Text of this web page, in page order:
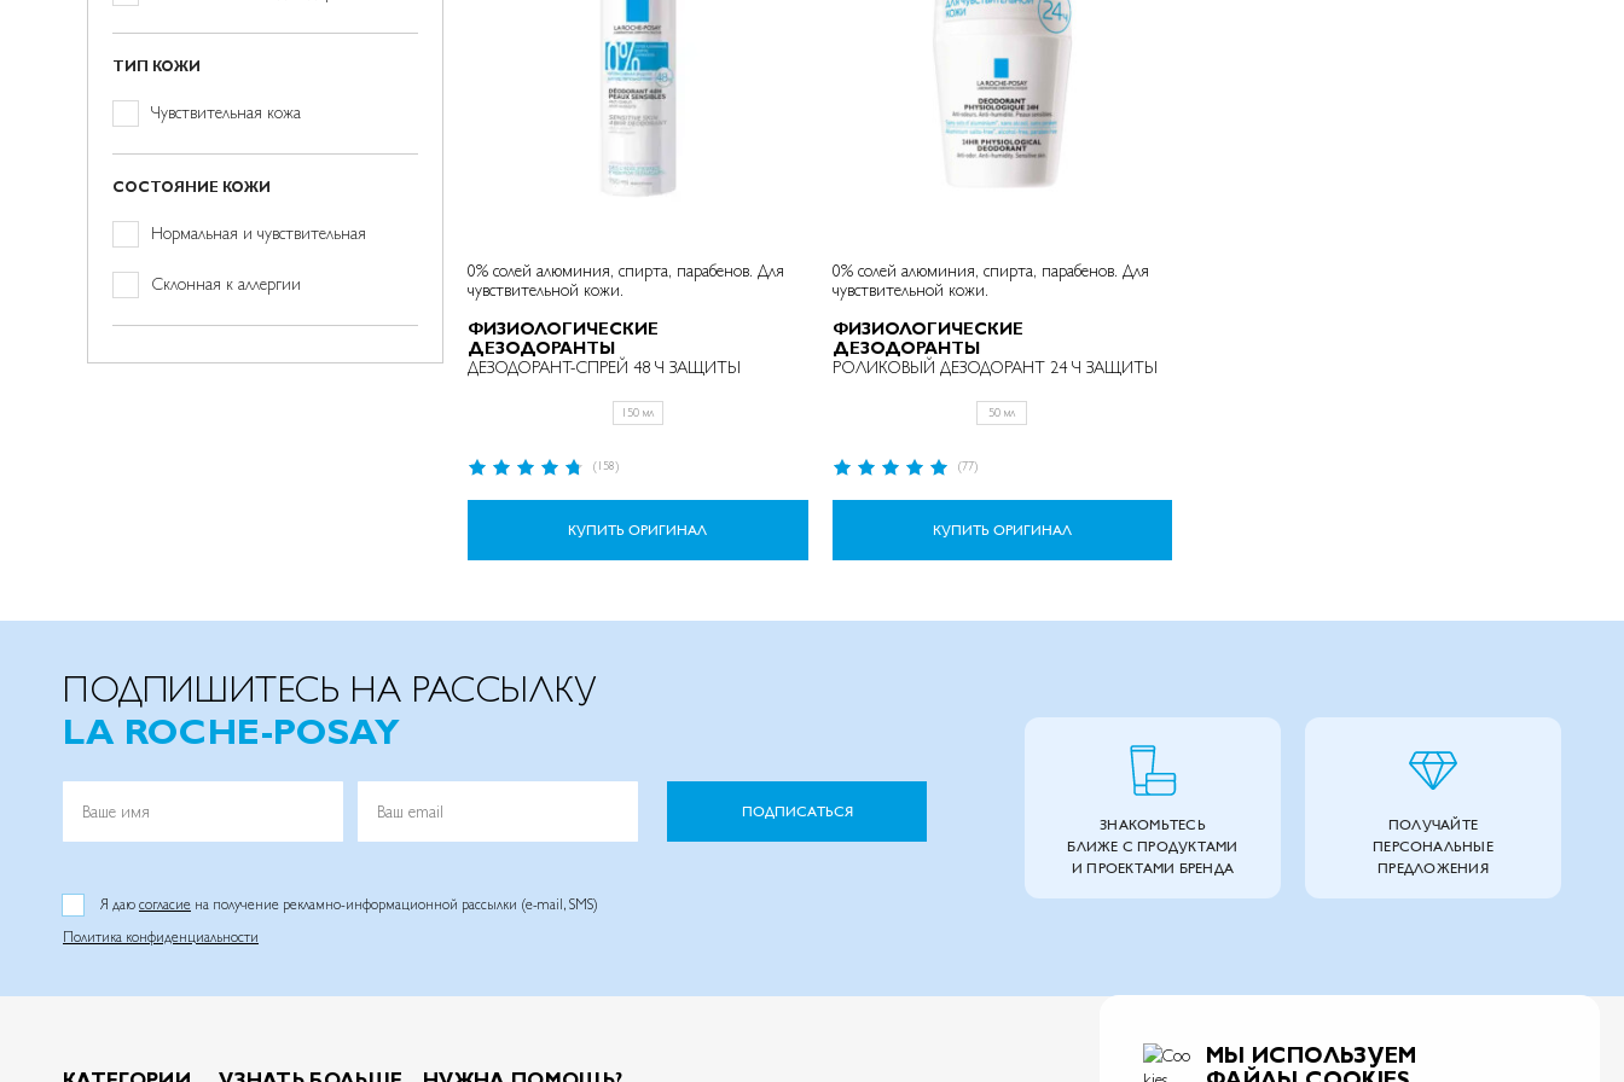
0% солей алюминия, спирта, парабенов. Для
чувствительной кожи.
ФИЗИОЛОГИЧЕСКИЕ
ДЕЗОДОРАНТЫ
ДЕЗОДОРАНТ-СПРЕЙ 48 Ч ЗАЩИТЫ
150 мл
Рейтинг:
(158)
КУПИТЬ ОРИГИНАЛ
0% солей алюминия, спирта, парабенов. Для
чувствительной кожи.
ФИЗИОЛОГИЧЕСКИЕ
ДЕЗОДОРАНТЫ
РОЛИКОВЫЙ ДЕЗОДОРАНТ 24 Ч ЗАЩИТЫ
50 мл
Рейтинг:
(77)
КУПИТЬ ОРИГИНАЛ
ТИП КОЖИ
Чувствительная кожа
СОСТОЯНИЕ КОЖИ
Нормальная и чувствительная
Склонная к аллергии
ПОДПИШИТЕСЬ НА РАССЫЛКУ
LA ROCHE-POSAY
Ваше имя Ваш email ПОДПИСАТЬСЯ
Я даю согласие на получение рекламно-информационной рассылки (e-mail, SMS)
Политика конфиденциальности
ЗНАКОМЬТЕСЬ
БЛИЖЕ С ПРОДУКТАМИ
И ПРОЕКТАМИ БРЕНДА
ПОЛУЧАЙТЕ
ПЕРСОНАЛЬНЫЕ
ПРЕДЛОЖЕНИЯ
МЫ ИСПОЛЬЗУЕМ